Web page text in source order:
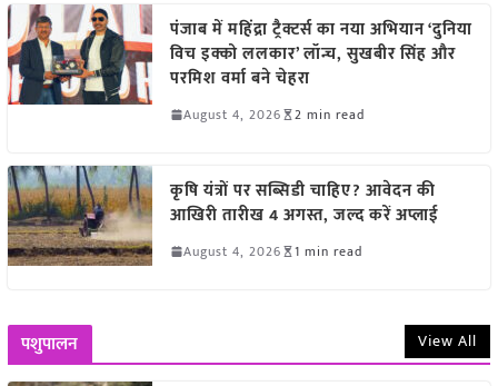
पंजाब में महिंद्रा ट्रैक्टर्स का नया अभियान ‘दुनिया
विच इक्को ललकार’ लॉन्च, सुखबीर सिंह और
परमिश वर्मा बने चेहरा
August 4, 2026 2 min read
कृषि यंत्रों पर सब्सिडी चाहिए? आवेदन की
आखिरी तारीख 4 अगस्त, जल्द करें अप्लाई
August 4, 2026 1 min read
पशुपालन View All